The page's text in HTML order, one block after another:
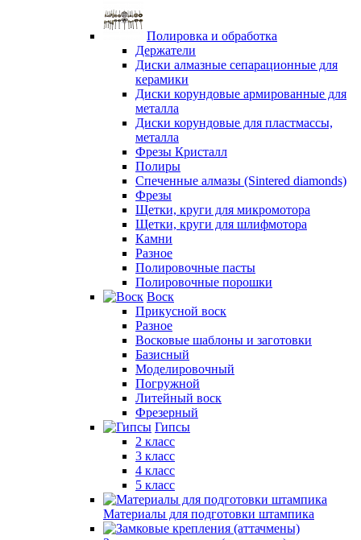
Полировка и обработка
Держатели
Диски алмазные сепарационные для
керамики
Диски корундовые армированные для
металла
Диски корундовые для пластмассы,
металла
Фрезы Кристалл
Полиры
Спеченные алмазы (Sintered diamonds)
Фрезы
Щетки, круги для микромотора
Щетки, круги для шлифмотора
Камни
Разное
Полировочные пасты
Полировочные порошки
Воск
Прикусной воск
Разное
Восковые шаблоны и заготовки
Базисный
Моделировочный
Погружной
Литейный воск
Фрезерный
Гипсы
2 класс
3 класс
4 класс
5 класс
Материалы для подготовки штампика